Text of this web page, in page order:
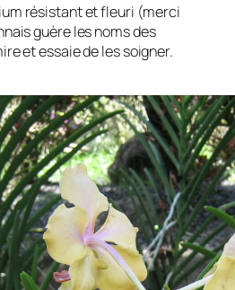
résistant et fleuri (merci
guère les noms des
et essaie de les soigner.